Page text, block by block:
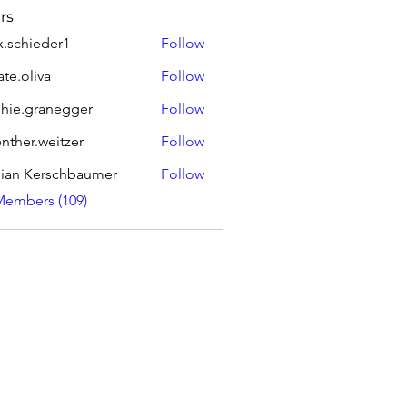
Follow
Follow
Follow
Follow
Kerschbaumer
Follow
(109)